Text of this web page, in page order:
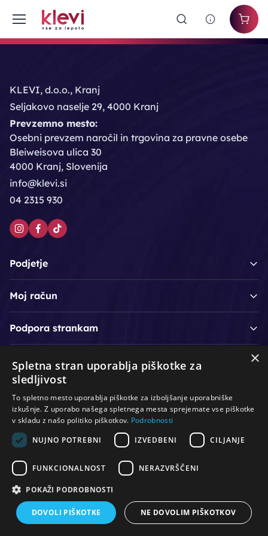
KLEVI, d.o.o., Kranj
Seljakovo naselje 29, 4000 Kranj
Prevzemno mesto:
Osebni prevzem naročil in trgovina za pravne osebe
Bleiweisova ulica 30
4000 Kranj, Slovenija
info@klevi.si
04 2315 930
Podjetje
Moj račun
Podpora strankam
Lasje & nega las Roke & nohti /
Oprema za salone / Čistoča & zaščita / Ostalo
×
Spletna stran uporablja piškotke za
sledljivost
To spletno mesto uporablja piškotke za izboljšanje uporabniške
izkušnje. Z uporabo našega spletnega mesta sprejemate vse piškotke
v skladu z našo politiko piškotkov. Podrobnosti
NUJNO POTREBNI
IZVEDBENI CILJANJE
FUNKCIONALNOST NERAZVRŠČENI
POKAŽI PODROBNOSTI
DOVOLI PIŠKOTKE NE DOVOLIM PIŠKOTKOV